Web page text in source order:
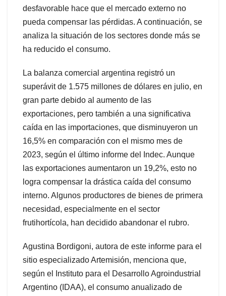
desfavorable hace que el mercado externo no
pueda compensar las pérdidas. A continuación, se
analiza la situación de los sectores donde más se
ha reducido el consumo.
La balanza comercial argentina registró un
superávit de 1.575 millones de dólares en julio, en
gran parte debido al aumento de las
exportaciones, pero también a una significativa
caída en las importaciones, que disminuyeron un
16,5% en comparación con el mismo mes de
2023, según el último informe del Indec. Aunque
las exportaciones aumentaron un 19,2%, esto no
logra compensar la drástica caída del consumo
interno. Algunos productores de bienes de primera
necesidad, especialmente en el sector
frutihortícola, han decidido abandonar el rubro.
Agustina Bordigoni, autora de este informe para el
sitio especializado Artemisión, menciona que,
según el Instituto para el Desarrollo Agroindustrial
Argentino (IDAA), el consumo anualizado de